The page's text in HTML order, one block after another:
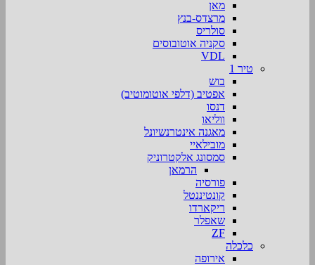
מאן
מרצדס-בנץ
סולריס
סקניה אוטובוסים
VDL
טיר 1
בוש
אפטיב (דלפי אוטומוטיב)
דנסו
ווליאו
מאגנה אינטרנשיונל
מובילאיי
סמסונג אלקטרוניק
הרמאן
פורסיה
קונטיננטל
ריקארדו
שאפלר
ZF
כלכלה
אירופה